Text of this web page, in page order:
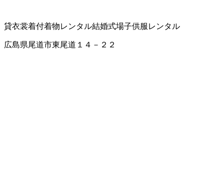
貸衣裳着付着物レンタル結婚式場子供服レンタル
広島県尾道市東尾道１４－２２